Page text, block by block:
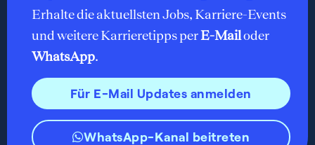
Erhalte die aktuellsten Jobs, Karriere-Events
und weitere Karrieretipps perE-Mailoder
WhatsApp.
Für E-Mail Updates anmelden
WhatsApp-Kanal beitreten